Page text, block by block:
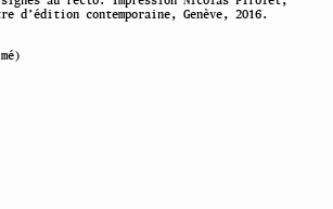
d’édition contemporaine, Genève, 2016.